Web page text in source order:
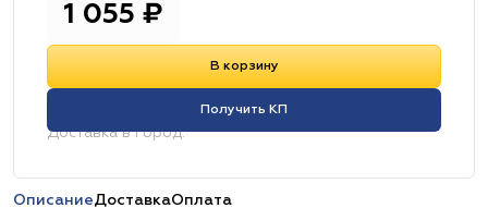
1 055 ₽
В корзину
Получить КП
Доставка в город:
ОписаниеДоставкаОплата